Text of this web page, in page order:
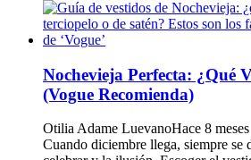
Nochevieja Perfecta: ¿Qué
(Vogue Recomienda)
Otilia Adame LuevanoHace 8 meses
Cuando diciembre llega, siempre se